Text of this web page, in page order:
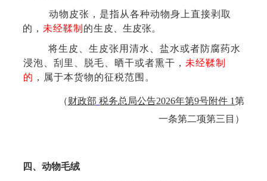
动物皮张，是指从各种动物身上直接剥取
的， 未经鞣制 的生 皮、生皮张。
将生皮、生皮张用清水、盐水或者防腐药水
浸泡、刮 里、脱毛、晒干或者熏干， 未经鞣制
的 ，属于本货物的征税范围。
（财政部 税务总局公告2026年第9号附件 1第
一条第二项第三目 ）
四、动物毛绒